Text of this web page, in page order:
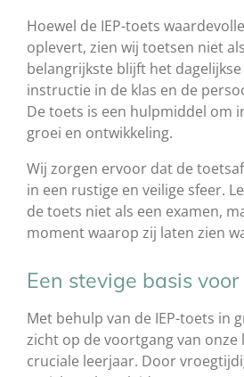
Hoewel de IEP-toets
oplevert, zien wij toetsen niet
belangrijkste blijft het
instructie in de klas en de
De toets is een hulpmiddel om
groei en ontwikkeling.
Wij zorgen ervoor dat de
in een rustige en veilige sfeer.
de toets niet als een examen,
moment waarop zij laten zien
Een stevige basis
Met behulp van de IEP-toets in
zicht op de voortgang van
cruciale leerjaar. Door